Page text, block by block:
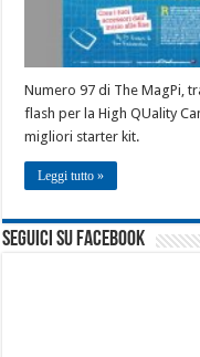
Numero 97 di The MagPi,
flash per la High QUality
migliori starter kit.
Leggi tutto »
seguici su facebook